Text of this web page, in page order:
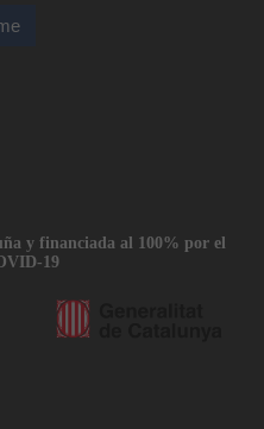
y financiada al 100% por el
19